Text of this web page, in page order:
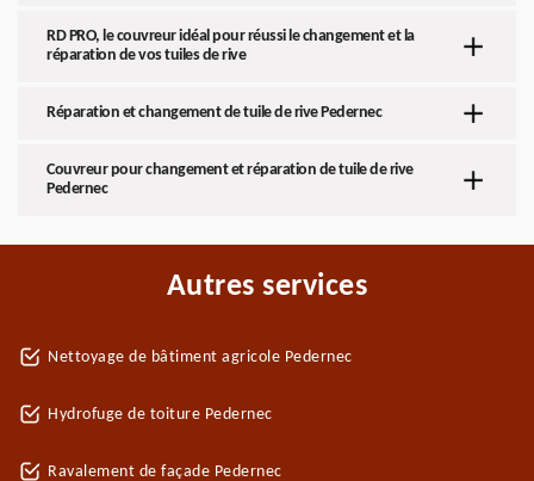
RD PRO, le couvreur idéal pour réussi le changement et la
réparation de vos tuiles de rive
Réparation et changement de tuile de rive Pedernec
Couvreur pour changement et réparation de tuile de rive
Pedernec
Autres services
Nettoyage de bâtiment agricole Pedernec
Hydrofuge de toiture Pedernec
Ravalement de façade Pedernec